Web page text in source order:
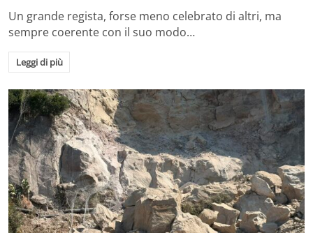
Un grande regista, forse meno celebrato di altri, ma
sempre coerente con il suo modo…
Leggi di più